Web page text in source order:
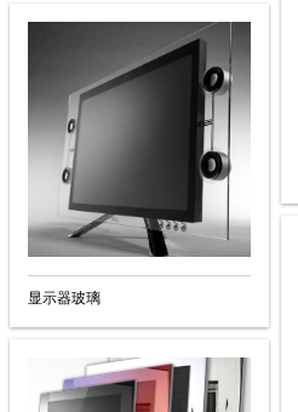
显示器玻璃